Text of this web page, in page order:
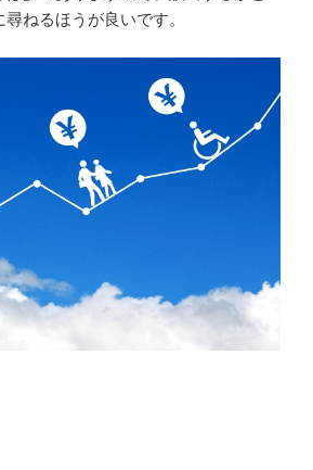
ねるほうが良いです。